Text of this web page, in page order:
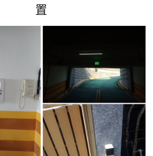
系統實績
-地閘式實績
列實績
列實績
置